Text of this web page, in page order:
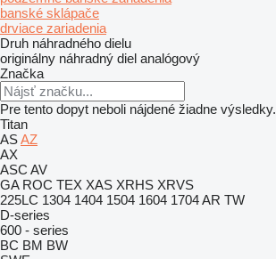
banské sklápače
drviace zariadenia
Druh náhradného dielu
originálny náhradný diel analógový
Značka
Pre tento dopyt neboli nájdené žiadne výsledky.
Titan
ASAZ
AX
ASC AV
GA ROC TEX XAS XRHS XRVS
225LC 1304 1404 1504 1604 1704AR TW
D-series
600 - series
BC BM BW